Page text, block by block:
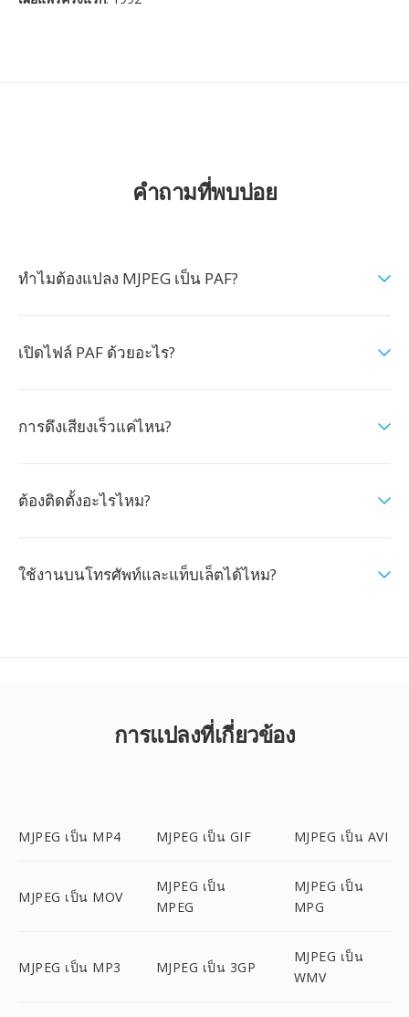
คำถามที่พบบ่อย
ทำไมต้องแปลง MJPEG เป็น PAF?
เปิดไฟล์ PAF ด้วยอะไร?
การดึงเสียงเร็วแค่ไหน?
ต้องติดตั้งอะไรไหม?
ใช้งานบนโทรศัพท์และแท็บเล็ตได้ไหม?
การแปลงที่เกี่ยวข้อง
MJPEG เป็น MP4 MJPEG เป็น GIF MJPEG เป็น AVI
MJPEG เป็น MOV
MJPEG เป็น
MPEG
MJPEG เป็น
MPG
MJPEG เป็น MP3 MJPEG เป็น 3GP
MJPEG เป็น
WMV